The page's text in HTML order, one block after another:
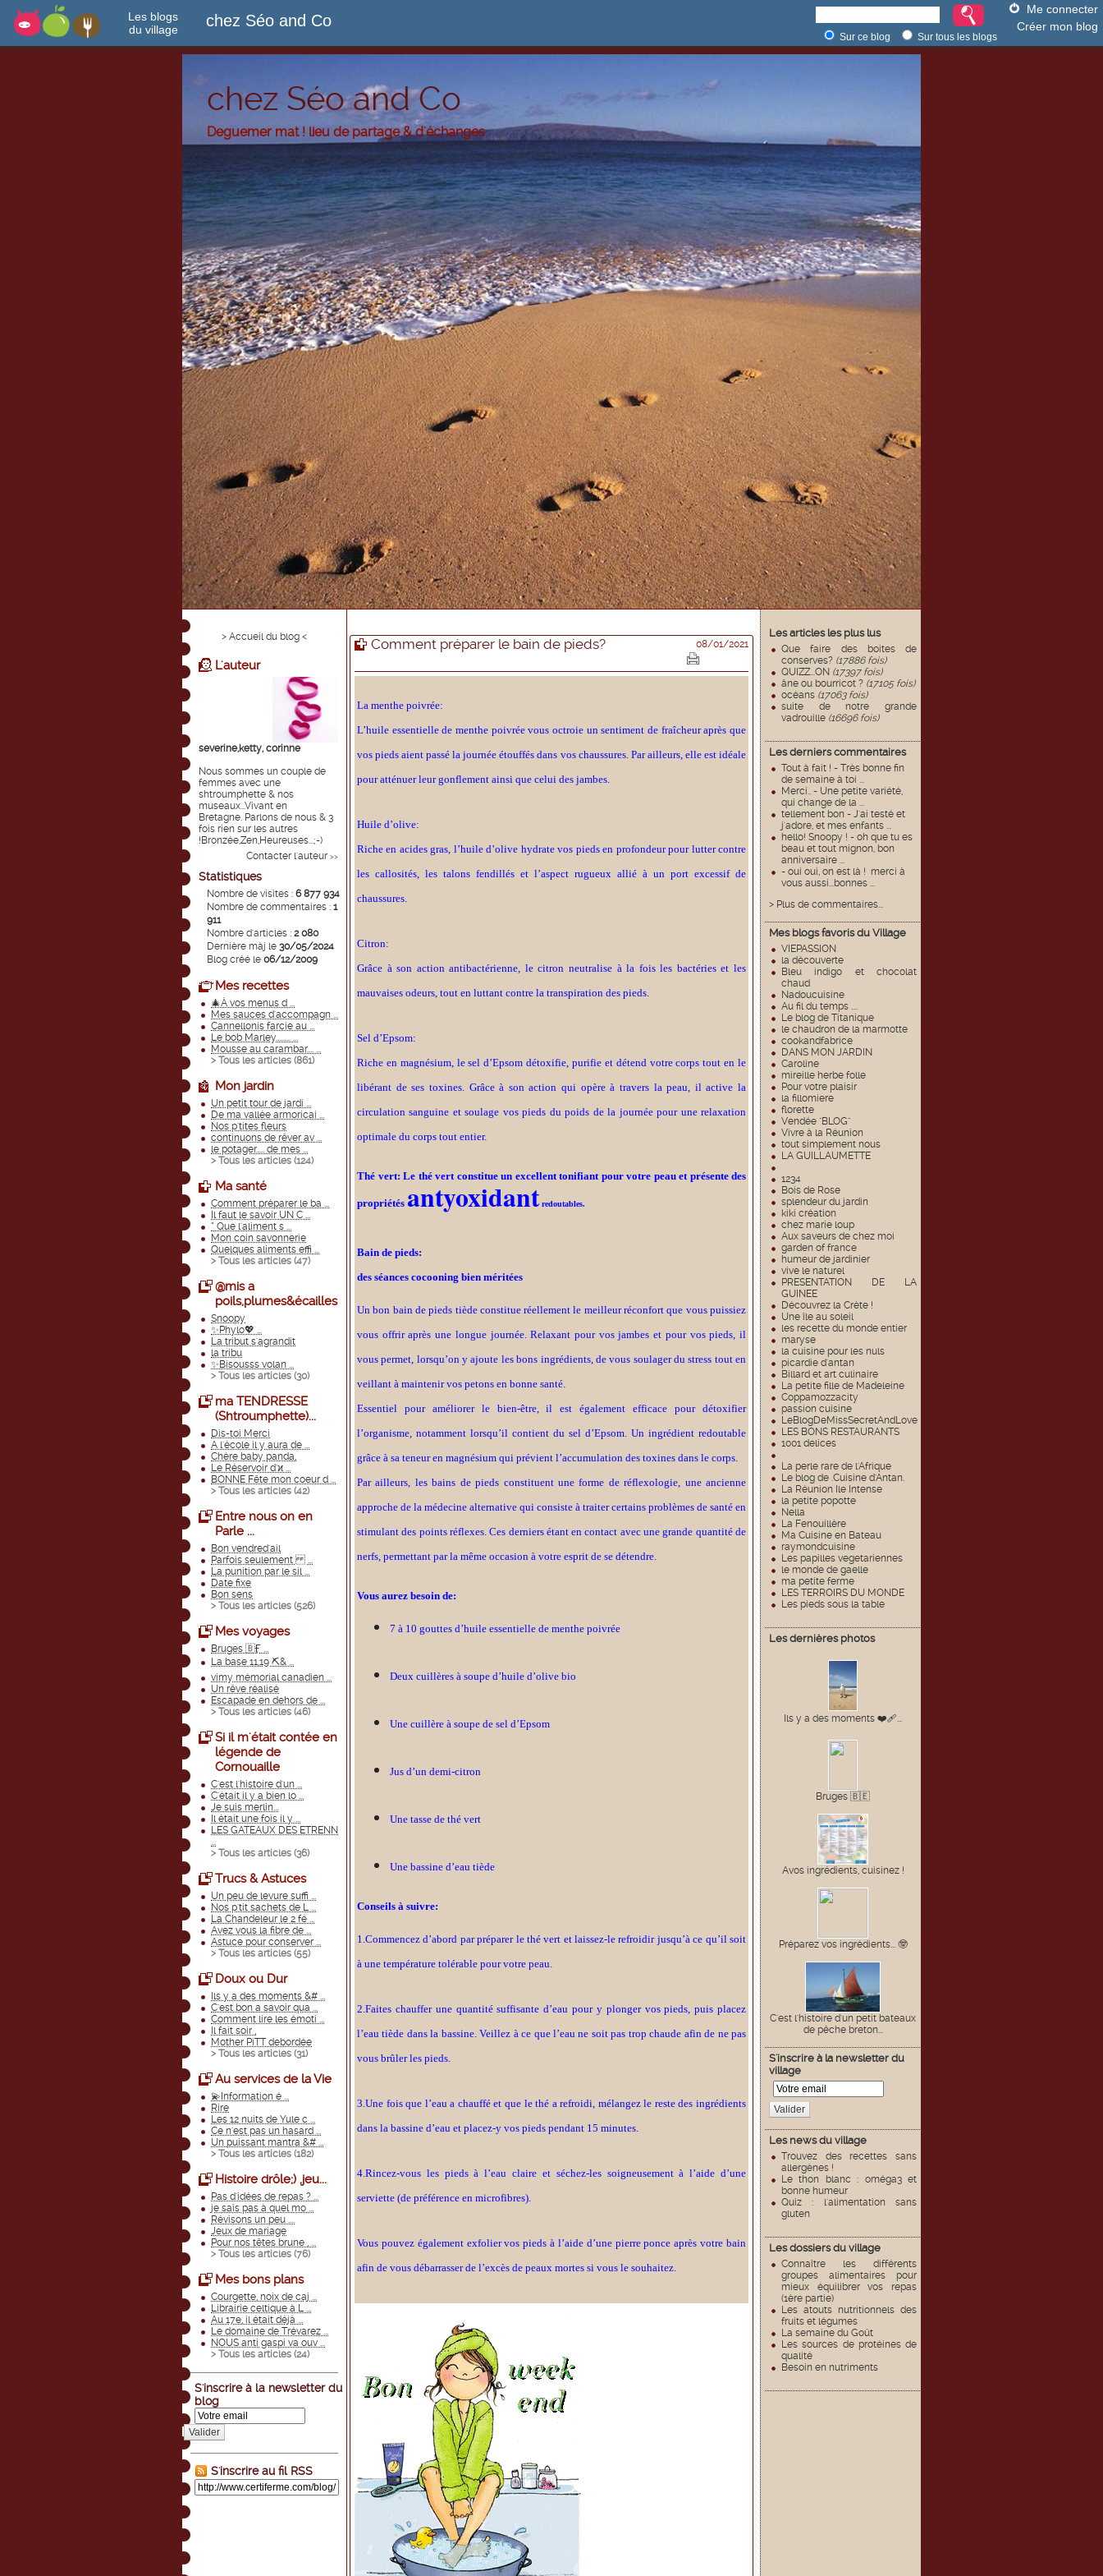
Les blogs
du village
chez Séo and Co
Me connecter
Créer mon blog
Sur ce blog Sur tous les blogs
chez Séo and Co
Deguemer mat ! lieu de partage & d'échanges
Les articles les plus lus
Que faire des boites de
conserves? (17886 fois)
QUIZZ...ON (17397 fois)
âne ou bourricot ? (17105 fois)
océans (17063 fois)
suite de notre grande
vadrouille (16696 fois)
Les derniers commentaires
Tout à fait ! - Très bonne fin
de semaine à toi ...
Merci.. - Une petite variété,
qui change de la ...
tellement bon - J'ai testé et
j'adore, et mes enfants ...
hello! Snoopy ! - oh que tu es
beau et tout mignon, bon
anniversaire ...
- oui oui, on est là ! merci à
vous aussi...bonnes ...
> Plus de commentaires...
Mes blogs favoris du Village
VIEPASSION
la découverte
Bleu indigo et chocolat
chaud
Nadoucuisine
Au fil du temps ....
Le blog de Titanique
le chaudron de la marmotte
cookandfabrice
DANS MON JARDIN
Caroline
mireille herbe folle
Pour votre plaisir
la fillomiere
florette
Vendée "BLOG"
Vivre à la Réunion
tout simplement nous
LA GUILLAUMETTE
1234
Bois de Rose
splendeur du jardin
kiki création
chez marie loup
Aux saveurs de chez moi
garden of france
humeur de jardinier
vive le naturel
PRESENTATION DE LA
GUINEE
Découvrez la Crète !
Une île au soleil
les recette du monde entier
maryse
la cuisine pour les nuls
picardie d'antan
Billard et art culinaire
La petite fille de Madeleine
Coppamozzacity
passion cuisine
LeBlogDeMissSecretAndLove
LES BONS RESTAURANTS
1001 delices
La perle rare de l'Afrique
Le blog de .Cuisine d'Antan.
La Réunion Ile Intense
la petite popotte
Nella
La Fenouillère
Ma Cuisine en Bateau
raymondcuisine
Les papilles vegetariennes
le monde de gaelle
ma petite ferme
LES TERROIRS DU MONDE
Les pieds sous la table
Les dernières photos
Ils y a des moments ❤️🩹...
Bruges 🇧🇪
Avos ingrédients, cuisinez !
Préparez vos ingrédients... 🤓
C'est l'histoire d'un petit bateaux
de pêche breton...
S'inscrire à la newsletter du
village
Valider
Les news du village
Trouvez des recettes sans
allergènes !
Le thon blanc : oméga3 et
bonne humeur
Quiz : l'alimentation sans
gluten
Les dossiers du village
Connaître les différents
groupes alimentaires pour
mieux équilibrer vos repas
(1ère partie)
Les atouts nutritionnels des
fruits et légumes
La semaine du Goût
Les sources de protéines de
qualité
Besoin en nutriments
> Accueil du blog <
L'auteur
severine,ketty, corinne
Nous sommes un couple de
femmes avec une
shtroumphette & nos
museaux...Vivant en
Bretagne. Parlons de nous & 3
fois rien sur les autres
!Bronzée,Zen,Heureuses...;-)
Contacter l'auteur >>
Statistiques
Nombre de visites : 6 877 934
Nombre de commentaires : 1
911
Nombre d'articles : 2 080
Dernière màj le 30/05/2024
Blog créé le 06/12/2009
Mes recettes
🎄À vos menus d ...
Mes sauces d'accompagn ...
Cannellonis farcie au ...
Le bob Marley......... ...
Mousse au carambar.... ...
> Tous les articles (861)
Mon jardin
Un petit tour de jardi ...
De ma vallée armoricai ...
Nos p'tites fleurs
continuons de rêver av ...
le potager..... de mes ...
> Tous les articles (124)
Ma santé
Comment préparer le ba ...
Il faut le savoir UN C ...
“ Que l'aliment s ...
Mon coin savonnerie
Quelques aliments effi ...
> Tous les articles (47)
@mis a
poils,plumes&écailles
Snoopy
✨Phylo💖 ...
La tribut s'agrandit
la tribu
✨Bisousss volan ...
> Tous les articles (30)
ma TENDRESSE
(Shtroumphette)...
Dis-toi Merci
A l'école il y aura de ...
Chère baby panda,
Le Réservoir d'ϰ ...
BONNE Fête mon coeur d ...
> Tous les articles (42)
Entre nous on en
Parle ...
Bon vendred'ail
Parfois seulement ...
La punition par le sil ...
Date fixe
Bon sens
> Tous les articles (526)
Mes voyages
Bruges 🇧Ӻ ...
La base 11,19 ⛏& ...
vimy mémorial canadien ...
Un rêve réalisé
Escapade en dehors de ...
> Tous les articles (46)
Si il m'était contée en
légende de
Cornouaille
C'est l'histoire d'un ...
C'était il y a bien lo ...
Je suis merlin...
Il était une fois il y ...
LES GATEAUX DES ETRENN
...
> Tous les articles (36)
Trucs & Astuces
Un peu de levure suffi ...
Nos p'tit sachets de L ...
La Chandeleur le 2 fé ...
Avez vous la fibre de ...
Astuce pour conserver ...
> Tous les articles (55)
Doux ou Dur
Ils y a des moments &# ...
C'est bon a savoir qua ...
Comment lire les émoti ...
Il fait soir ,
Mother PiTT debordée
> Tous les articles (31)
Au services de la Vie
💫Information é ...
Rire
Les 12 nuits de Yule c ...
Ce n'est pas un hasard ...
Un puissant mantra &# ...
> Tous les articles (182)
Histoire drôle;) ,jeu...
Pas d'idées de repas ? ...
je sais pas à quel mo ...
Révisons un peu ....
Jeux de mariage
Pour nos têtes brune , ...
> Tous les articles (76)
Mes bons plans
Courgette, noix de caj ...
Librairie celtique à L ...
Au 17e, il était déjà ...
Le domaine de Trévarez ...
NOUS anti gaspi va ouv ...
> Tous les articles (24)
S'inscrire à la newsletter du
blog
Valider
S'inscrire au fil RSS
Comment préparer le bain de pieds? 08/01/2021
La menthe poivrée:
L’huile essentielle de menthe poivrée vous octroie un sentiment de fraîcheur après que
vos pieds aient passé la journée étouffés dans vos chaussures. Par ailleurs, elle est idéale
pour atténuer leur gonflement ainsi que celui des jambes.
Huile d’olive:
Riche en acides gras, l’huile d’olive hydratevos pieds en profondeur pour lutter contre
les callosités, les talons fendillés et l’aspect rugueux allié à un port excessif de
chaussures.
Citron:
Grâce à son action antibactérienne, le citron neutralise à la fois les bactéries et les
mauvaises odeurs, tout en luttant contre la transpiration des pieds.
Sel d’Epsom:
Riche en magnésium, le sel d’Epsomdétoxifie, purifie et détend votre corps tout en le
libérant de ses toxines. Grâce à son action qui opère à travers la peau, il active la
circulation sanguine et soulage vos pieds du poids de la journée pour une relaxation
optimale du corps tout entier.
Thé vert: Le thé vert constitue un excellent tonifiant pour votre peau et présente des
propriétés antyoxidantredoutables.
Bain de pieds:
des séances cocooning bien méritées
Un bon bain de pieds tiède constitue réellement le meilleur réconfort que vous puissiez
vous offrir après une longue journée. Relaxant pour vos jambes et pour vos pieds, il
vous permet, lorsqu’on y ajoute les bons ingrédients, de vous soulager du stress tout en
veillant à maintenir vos petons en bonne santé.
Essentiel pour améliorer le bien-être, il est également efficace pour détoxifier
l’organisme, notamment lorsqu’il contient du sel d’Epsom. Un ingrédient redoutable
grâce à sa teneur en magnésium qui prévient l’accumulation des toxines dans le corps.
Par ailleurs, les bains de pieds constituent une forme de réflexologie, une ancienne
approche de la médecine alternative qui consiste à traiter certains problèmes de santé en
stimulant des points réflexes. Ces derniers étant en contact avec une grande quantité de
nerfs, permettant par la même occasion à votre esprit de se détendre.
Vous aurez besoin de:
7 à 10 gouttes d’huile essentielle de menthe poivrée
Deux cuillères à soupe d’huile d’olive bio
Une cuillère à soupe de sel d’Epsom
Jus d’un demi-citron
Une tasse de thé vert
Une bassine d’eau tiède
Conseils à suivre:
1.Commencez d’abord par préparer le thé vert et laissez-le refroidir jusqu’à ce qu’il soit
à une température tolérable pour votre peau.
2.Faites chauffer une quantité suffisante d’eau pour y plonger vos pieds, puis placez
l’eau tiède dans la bassine. Veillez à ce que l’eau ne soit pas trop chaude afin de ne pas
vous brûler les pieds.
3.Une fois que l’eau a chauffé et que le thé a refroidi, mélangez le reste des ingrédients
dans la bassine d’eau et placez-y vos pieds pendant 15 minutes.
4.Rincez-vous les pieds à l’eau claire et séchez-les soigneusement à l’aide d’une
serviette (de préférence en microfibres).
Vous pouvez également exfolier vos pieds à l’aide d’une pierre ponce après votre bain
afin de vous débarrasser de l’excès de peaux mortes si vous le souhaitez.